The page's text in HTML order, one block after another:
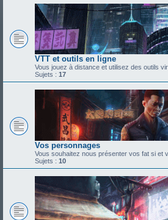
VTT et outils en ligne
Vous jouez à distance et utilisez des outils
Sujets : 17
Vos personnages
Vous souhaitez nous présenter vos fat si et
Sujets : 10